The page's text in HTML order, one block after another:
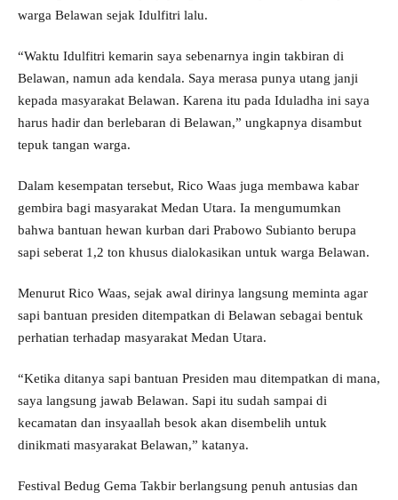
warga Belawan sejak Idulfitri lalu.
“Waktu Idulfitri kemarin saya sebenarnya ingin takbiran di
Belawan, namun ada kendala. Saya merasa punya utang janji
kepada masyarakat Belawan. Karena itu pada Iduladha ini saya
harus hadir dan berlebaran di Belawan,” ungkapnya disambut
tepuk tangan warga.
Dalam kesempatan tersebut, Rico Waas juga membawa kabar
gembira bagi masyarakat Medan Utara. Ia mengumumkan
bahwa bantuan hewan kurban dari Prabowo Subianto berupa
sapi seberat 1,2 ton khusus dialokasikan untuk warga Belawan.
Menurut Rico Waas, sejak awal dirinya langsung meminta agar
sapi bantuan presiden ditempatkan di Belawan sebagai bentuk
perhatian terhadap masyarakat Medan Utara.
“Ketika ditanya sapi bantuan Presiden mau ditempatkan di mana,
saya langsung jawab Belawan. Sapi itu sudah sampai di
kecamatan dan insyaallah besok akan disembelih untuk
dinikmati masyarakat Belawan,” katanya.
Festival Bedug Gema Takbir berlangsung penuh antusias dan